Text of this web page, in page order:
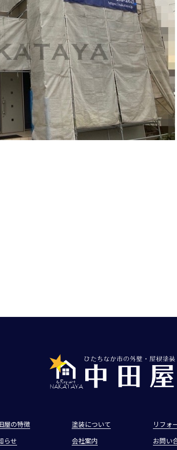
屋の特徴 塗装について リフォ
らせ 会社案内 お問い